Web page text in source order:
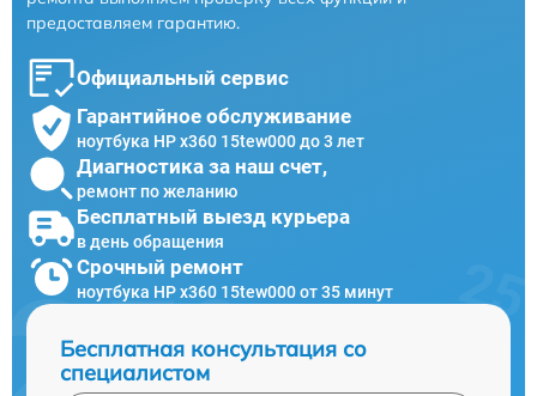
предоставляем гарантию.
Официальный сервис
Гарантийное обслуживание
ноутбука HP x360 15tew000 до 3 лет
Диагностика за наш счет,
ремонт по желанию
Бесплатный выезд курьера
в день обращения
Срочный ремонт
ноутбука HP x360 15tew000 от 35 минут
Бесплатная консультация со
специалистом